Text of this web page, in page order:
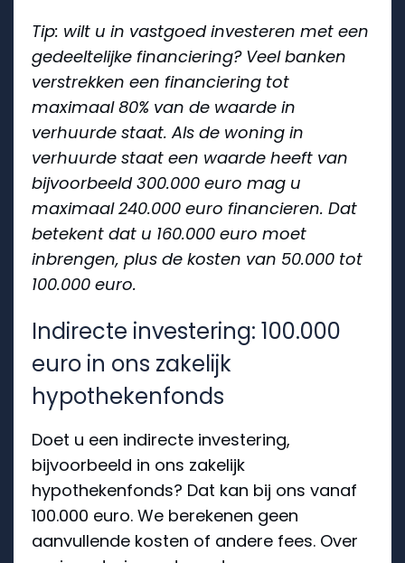
Tip: wilt u in vastgoed investeren met een
gedeeltelijke financiering? Veel banken
verstrekken een financiering tot
maximaal 80% van de waarde in
verhuurde staat. Als de woning in
verhuurde staat een waarde heeft van
bijvoorbeeld 300.000 euro mag u
maximaal 240.000 euro financieren. Dat
betekent dat u 160.000 euro moet
inbrengen, plus de kosten van 50.000 tot
100.000 euro.
Indirecte investering: 100.000
euro in ons zakelijk
hypothekenfonds
Doet u een indirecte investering,
bijvoorbeeld in ons zakelijk
hypothekenfonds? Dat kan bij ons vanaf
100.000 euro. We berekenen geen
aanvullende kosten of andere fees. Over